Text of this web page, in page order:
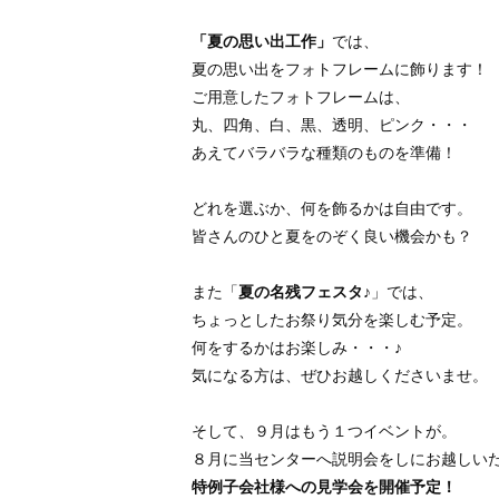
「夏の思い出工作 」 では、
夏の思い出をフォトフレームに飾ります！
ご用意したフォトフレームは、
丸、四角、白、黒、透明、ピンク・・・
あえてバラバラな種類のものを準備！
どれを選ぶか、何を飾るかは自由です。
皆さんのひと夏をのぞく良い機会かも？
また「夏の名残フェスタ♪ 」では、
ちょっとしたお祭り気分を楽しむ予定。
何をするかはお楽しみ・・・♪
気になる方は、ぜひお越しくださいませ。
そして、９月はもう１つイベントが。
８月に当センターへ説明会をしにお越しい
特例子会社様への見学会を開催予定！